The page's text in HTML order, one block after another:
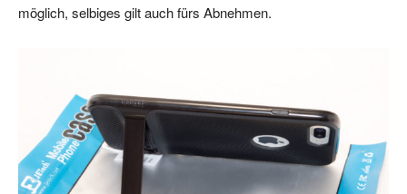
möglich, selbiges gilt auch fürs Abnehmen.